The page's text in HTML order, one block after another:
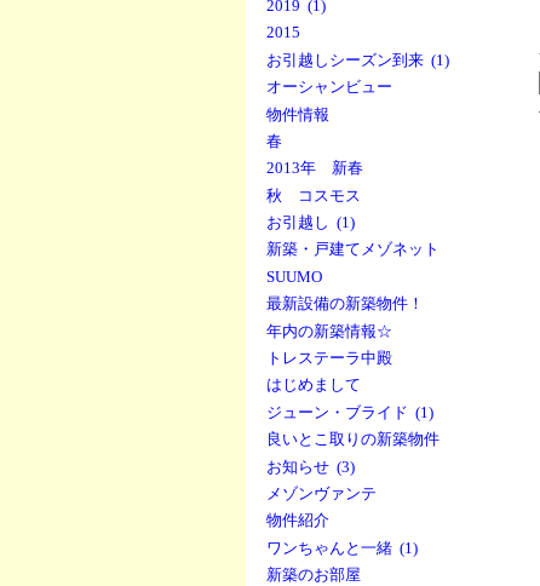
2019 (1)
2015
お引越しシーズン到来 (1)
オーシャンビュー
物件情報
春
2013年 新春
秋 コスモス
お引越し (1)
新築・戸建てメゾネット
SUUMO
最新設備の新築物件！
年内の新築情報☆
トレステーラ中殿
はじめまして
ジューン・ブライド (1)
良いとこ取りの新築物件
お知らせ (3)
メゾンヴァンテ
物件紹介
ワンちゃんと一緒 (1)
新築のお部屋